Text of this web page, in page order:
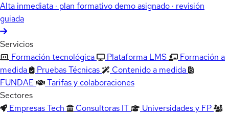
Alta inmediata · plan formativo demo asignado · revisión
guiada
Servicios
Formación tecnológica
Plataforma LMS
Formación a
medida
Pruebas Técnicas
Contenido a medida
FUNDAE
Tarifas y colaboraciones
Sectores
Empresas Tech
Consultoras IT
Universidades y FP